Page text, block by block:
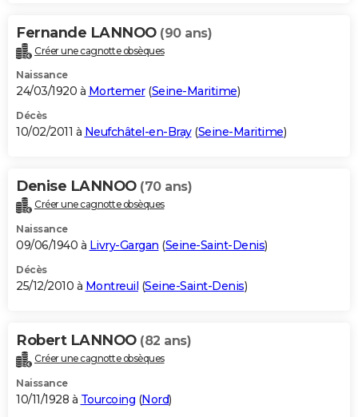
Fernande LANNOO (90 ans)
Créer une cagnotte obsèques
Naissance
24/03/1920 à Mortemer(Seine-Maritime)
Décès
10/02/2011 à Neufchâtel-en-Bray(Seine-Maritime)
Denise LANNOO (70 ans)
Créer une cagnotte obsèques
Naissance
09/06/1940 à Livry-Gargan (Seine-Saint-Denis)
Décès
25/12/2010 à Montreuil (Seine-Saint-Denis)
Robert LANNOO (82 ans)
Créer une cagnotte obsèques
Naissance
10/11/1928 à Tourcoing (Nord)